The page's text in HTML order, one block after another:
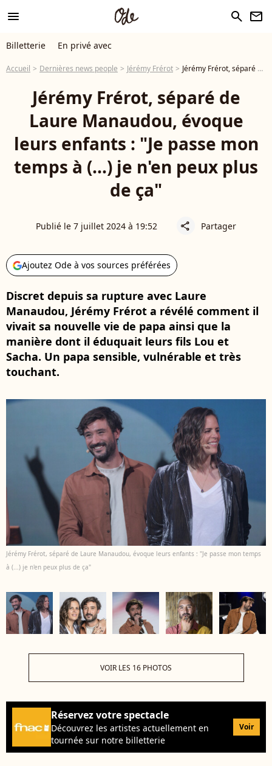
menu search newsletter
Billetterie En privé avec
Accueil Dernières news people Jérémy Frérot Jérémy Frérot, séparé de Laure Manaudou, évoque leurs enfants : "Je passe mon temps à (...) je n'en peux plus de ça"
Jérémy Frérot, séparé de
Laure Manaudou, évoque
leurs enfants : "Je passe mon
temps à (...) je n'en peux plus
de ça"
Publié le 7 juillet 2024 à 19:52 share Partager
Ajoutez Ode à vos sources préférées
Discret depuis sa rupture avec Laure
Manaudou, Jérémy Frérot a révélé comment il
vivait sa nouvelle vie de papa ainsi que la
manière dont il éduquait leurs fils Lou et
Sacha. Un papa sensible, vulnérable et très
touchant.
Jérémy Frérot, séparé de Laure Manaudou, évoque leurs enfants : "Je passe mon temps
à (...) je n'en peux plus de ça"
VOIR LES 16 PHOTOS
Réservez votre spectacle
Découvrez les artistes actuellement en
tournée sur notre billetterie
Voir